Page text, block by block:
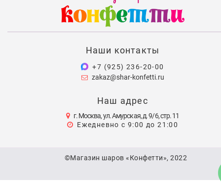
Наши контакты
+7 (925) 236-20-00
zakaz@shar-konfetti.ru
Наш адрес
г. Москва, ул. Амурская, д. 9/6, стр. 11
Ежедневно с 9:00 до 21:00
©Магазин шаров «Конфетти», 2022